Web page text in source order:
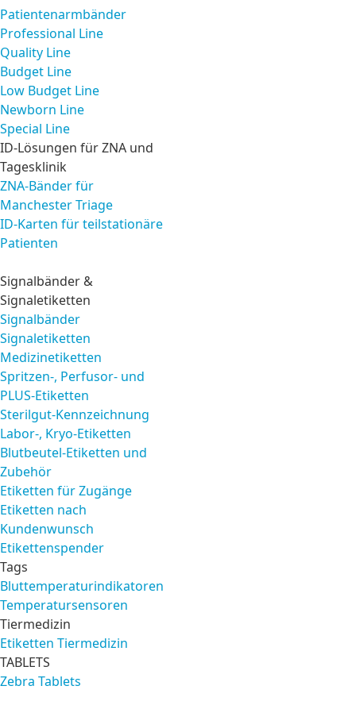
Patientenarmbänder
Professional Line
Quality Line
Budget Line
Low Budget Line
Newborn Line
Special Line
ID-Lösungen für ZNA und
Tagesklinik
ZNA-Bänder für
Manchester Triage
ID-Karten für teilstationäre
Patienten
Signalbänder &
Signaletiketten
Signalbänder
Signaletiketten
Medizinetiketten
Spritzen-, Perfusor- und
PLUS-Etiketten
Sterilgut-Kennzeichnung
Labor-, Kryo-Etiketten
Blutbeutel-Etiketten und
Zubehör
Etiketten für Zugänge
Etiketten nach
Kundenwunsch
Etikettenspender
Tags
Bluttemperaturindikatoren
Temperatursensoren
Tiermedizin
Etiketten Tiermedizin
TABLETS
Zebra Tablets